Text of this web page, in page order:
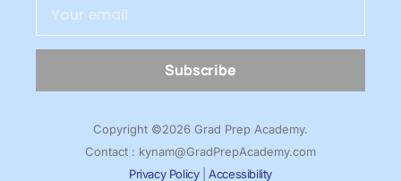
Subscribe
Copyright ©2026 Grad Prep Academy.
Contact : kynam@GradPrepAcademy.com
Privacy Policy|Accessibility